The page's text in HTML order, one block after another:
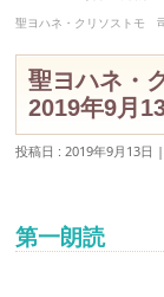
聖ヨハネ・クリソストモ
聖ヨハネ・
2019年9月
投稿日 : 2019年9月13日
第一朗読